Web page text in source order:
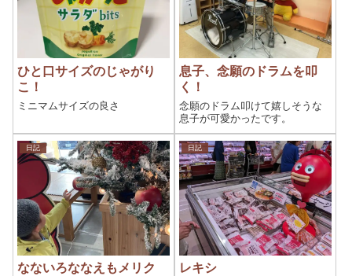
ひと口サイズのじゃがり
こ！
ミニマムサイズの良さ
息子、念願のドラムを叩
く！
念願のドラム叩けて嬉しそうな
息子が可愛かったです。
日記
なないろななえもメリク
日記
レキシ